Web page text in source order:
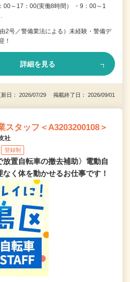
00～17：00(実働8時間） ・9：00～1
2号／警備業法による）未経験・警備デ
！
詳細を見る
新日： 2026/07/29 掲載終了日： 2026/09/01
スタッフ＜A3203200108＞
社
登録制
放置自転車の撤去補助〉電動自
く体を動かせるお仕事です！